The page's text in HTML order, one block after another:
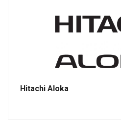
Hitachi Aloka